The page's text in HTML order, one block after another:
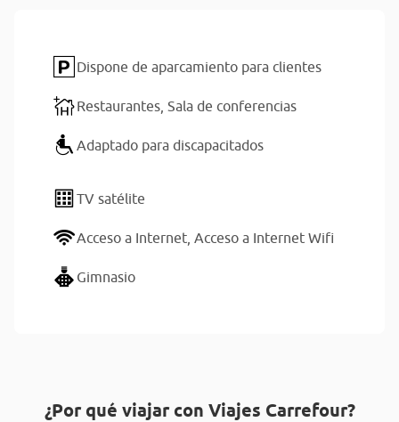
Dispone de aparcamiento para clientes
Restaurantes, Sala de conferencias
Adaptado para discapacitados
TV satélite
Acceso a Internet, Acceso a Internet Wifi
Gimnasio
¿Por qué viajar con Viajes Carrefour?